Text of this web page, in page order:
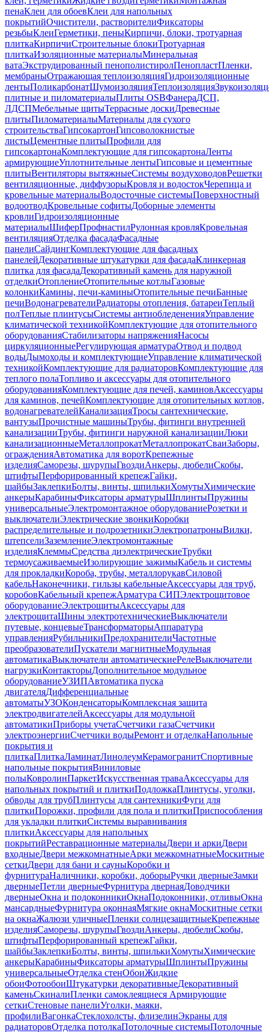
пенаКлеи для обоевКлеи для напольных
покрытийОчистители, растворителиФиксаторы
резьбыКлеиГерметики, пеныКирпичи, блоки, тротуарная
плиткаКирпичиСтроительные блокиТротуарная
плиткаИзоляционные материалыМинеральная
ватаЭкструдированный пенополистиролПенопластПленки,
мембраныОтражающая теплоизоляцияГидроизоляционные
лентыПоликарбонатШумоизоляцияТеплоизоляция
плитные и пиломатериалыПлиты OSBФанераДСП,
ЛДСПМебельные щитыТеррасные доскиДревесные
плитыПиломатериалыМатериалы для сухого
строительстваГипсокартонГипсоволокнистые
листыЦементные плитыПрофили для
гипсокартонаКомплектующие для гипсокартонаЛенты
армирующиеУплотнительные лентыГипсовые и цементные
плитыВентиляторы вытяжныеСистемы воздуховодовРешетки
вентиляционные, диффузорыКровля и водостокЧерепица и
кровельные материалыВодосточные системыПоверхностный
водоотводКровельные софитыДоборные элементы
кровлиГидроизоляционные
материалыШиферПрофнастилРулонная кровляКровельная
вентиляцияОтделка фасадаФасадные
панелиСайдингКомплектующие для фасадных
панелейДекоративные штукатурки для фасадаКлинкерная
плитка для фасадаДекоративный камень для наружной
отделкиОтоплениеОтопительные котлыГазовые
колонкиКамины, печи-каминыОтопительные печиБанные
печиВодонагревателиРадиаторы отопления, батареиТеплый
полТеплые плинтусыСистемы антиобледененияУправление
климатической техникойКомплектующие для отопительного
оборудованияСтабилизаторы напряженияНасосы
циркуляционныеРегулирующая арматураОтвод и подвод
водыДымоходы и комплектующиеУправление климатической
техникойКомплектующие для радиаторовКомплектующие для
теплого полаТопливо и аксессуары для отопительного
оборудованияКомплектующие для печей, каминовАксессуары
для каминов, печейКомплектующие для отопительных котлов,
водонагревателейКанализацияТросы сантехнические,
вантузыПрочистные машиныТрубы, фитинги внутренней
канализацииТрубы, фитинги наружной канализацииЛюки
канализационныеМеталлопрокатМеталлопрокатСваиЗаборы,
огражденияАвтоматика для воротКрепежные
изделияСаморезы, шурупыГвоздиАнкеры, дюбелиСкобы,
штифтыПерфорированный крепежГайки,
шайбыЗаклепкиБолты, винты, шпилькиХомутыХимические
анкерыКарабиныФиксаторы арматурыШплинтыПружины
универсальныеЭлектромонтажное оборудованиеРозетки и
выключателиЭлектрические звонкиКоробки
распределительные и подрозетникиЭлектропатроныВилки,
штепселиЗаземлениеЭлектромонтажные
изделияКлеммыСредства диэлектрическиеТрубки
термоусаживаемыеИзолирующие зажимыКабель и системы
для прокладкиКороба, трубы, металлорукавСиловой
кабельНаконечники, гильзы кабельныеАксессуары для труб,
коробовКабельный крепежАрматура СИПЭлектрощитовое
оборудованиеЭлектрощитыАксессуары для
электрощитаШины электротехническиеВыключатели
путевые, концевыеТрансформаторыАппаратура
управленияРубильникиПредохранителиЧастотные
преобразователиПускатели магнитныеМодульная
автоматикаВыключатели автоматическиеРелеВыключатели
нагрузкиКонтакторыДополнительное модульное
оборудованиеУЗИПАвтоматика пуска
двигателяДифференциальные
автоматыУЗОКонденсаторыКомплексная защита
электродвигателейАксессуары для модульной
автоматикиПриборы учетаСчетчики газаСчетчики
электроэнергииСчетчики водыРемонт и отделкаНапольные
покрытия и
плиткаПлиткаЛаминатЛинолеумКерамогранитСпортивные
напольные покрытияВиниловые
полыКовролинПаркетИскусственная траваАксессуары для
напольных покрытий и плиткиПодложкаПлинтусы, уголки,
обводы для трубПлинтусы для сантехникиФуги для
плиткиПорожки, профили для пола и плиткиПриспособления
для укладки плиткиСистемы выравнивания
плиткиАксессуары для напольных
покрытийРеставрационные материалыДвери и аркиДвери
входныеДвери межкомнатныеАрки межкомнатныеМоскитные
сеткиДвери для бани и сауныКоробки и
фурнитураНаличники, коробки, доборыРучки дверныеЗамки
дверныеПетли дверныеФурнитура двернаяДоводчики
дверныеОкна и подоконникиОкнаПодоконники, отливыОкна
мансардныеФурнитура оконнаяМягкие окнаМоскитные сетки
на окнаЖалюзи уличныеПленки солнцезащитныеКрепежные
изделияСаморезы, шурупыГвоздиАнкеры, дюбелиСкобы,
штифтыПерфорированный крепежГайки,
шайбыЗаклепкиБолты, винты, шпилькиХомутыХимические
анкерыКарабиныФиксаторы арматурыШплинтыПружины
универсальныеОтделка стенОбоиЖидкие
обоиФотообоиШтукатурки декоративныеДекоративный
каменьСкиналиПленки самоклеящиеся Армирующие
сеткиСтеновые панелиУголки, маяки,
профилиВагонкаСтеклохолсты, флизелинЭкраны для
радиаторовОтделка потолкаПотолочные системыПотолочные